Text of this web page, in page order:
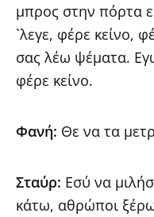
μπρος στην πόρτα
`λεγε, φέρε κείνο,
σας λέω ψέματα.
φέρε κείνο.
Φανή: Θε να τα
Σταύρ: Εσύ να
κάτω, αθρώποι